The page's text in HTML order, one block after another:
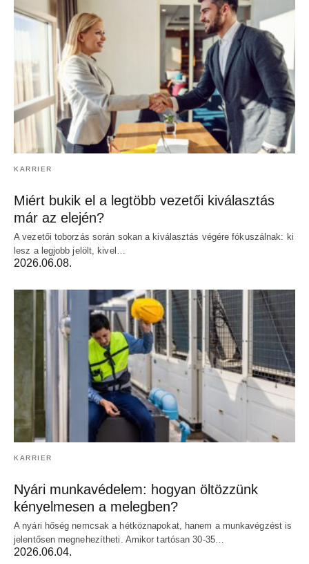
KARRIER
Miért bukik el a legtöbb vezetői kiválasztás
már az elején?
A vezetői toborzás során sokan a kiválasztás végére fókuszálnak: ki
lesz a legjobb jelölt, kivel…
2026.06.08.
KARRIER
Nyári munkavédelem: hogyan öltözzünk
kényelmesen a melegben?
A nyári hőség nemcsak a hétköznapokat, hanem a munkavégzést is
jelentősen megnehezítheti. Amikor tartósan 30-35…
2026.06.04.